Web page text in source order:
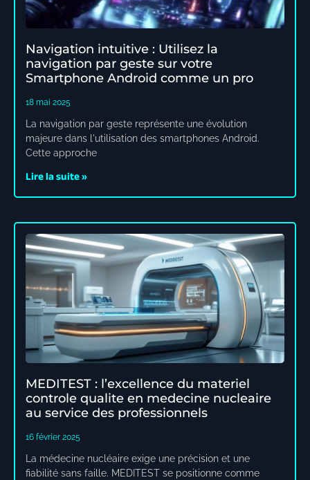
Navigation intuitive : Utilisez la
navigation par geste sur votre
Smartphone Android comme un pro
18 mai 2025
La navigation par geste représente une évolution
majeure dans l'utilisation des smartphones Android.
Cette approche
Lire la suite »
MEDITEST : l’excellence du materiel
controle qualite en medecine nucleaire
au service des professionnels
16 février 2025
La médecine nucléaire exige une précision et une
fiabilité sans faille. MEDITEST se positionne comme